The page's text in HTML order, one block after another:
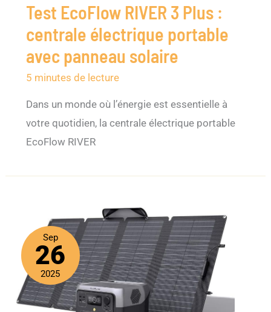
Test EcoFlow RIVER 3 Plus :
centrale électrique portable
avec panneau solaire
5 minutes de lecture
Dans un monde où l’énergie est essentielle à
votre quotidien, la centrale électrique portable
EcoFlow RIVER
Sep
26
2025